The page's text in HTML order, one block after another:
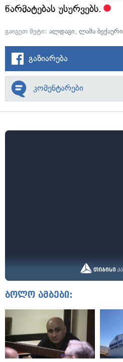
წარმატებას უსურვებს.
გაიგეთ მეტი: ალდაგი, ლაშა ბექაური
გაზიარება
კომენტარები
ბოლო ამბები: